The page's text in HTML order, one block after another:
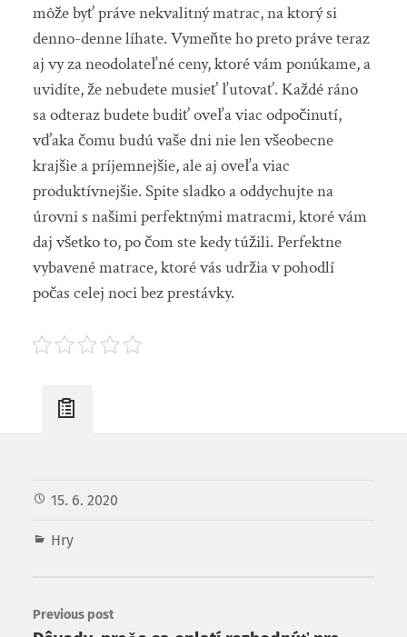
môže byť práve nekvalitný matrac, na ktorý si
denno-denne líhate. Vymeňte ho preto práve teraz
aj vy za neodolateľné ceny, ktoré vám ponúkame, a
uvidíte, že nebudete musieť ľutovať. Každé ráno
sa odteraz budete budiť oveľa viac odpočinutí,
vďaka čomu budú vaše dni nie len všeobecne
krajšie a príjemnejšie, ale aj oveľa viac
produktívnejšie. Spite sladko a oddychujte na
úrovni s našimi perfektnými matracmi, ktoré vám
daj všetko to, po čom ste kedy túžili. Perfektne
vybavené matrace, ktoré vás udržia v pohodlí
počas celej noci bez prestávky.
15. 6. 2020
Hry
Previous post